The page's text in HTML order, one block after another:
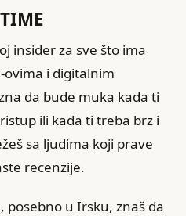
insider za sve što ima
ovima i digitalnim
da bude muka kada ti
ili kada ti treba brz i
sa ljudima koji prave
recenzije.
posebno u Irsku, znaš da